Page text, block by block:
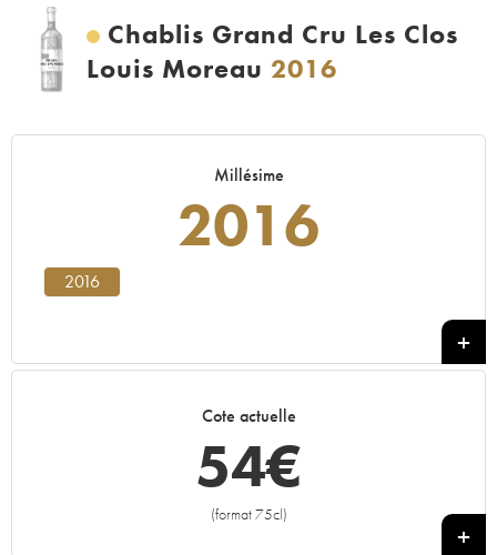
Chablis Grand Cru Les Clos
Louis Moreau 2016
Millésime
2016
2016
Cote actuelle
54€
(format 75cl)
+